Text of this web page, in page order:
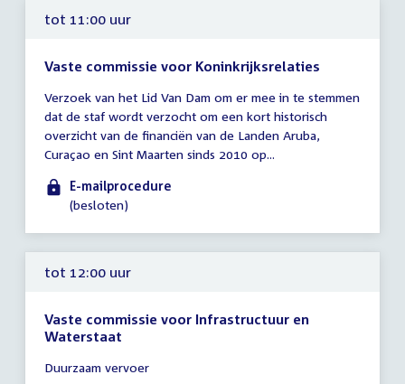
tot 11:00 uur
Vaste commissie voor Koninkrijksrelaties
vergadering
tot
11:00
uur
Verzoek van het Lid Van Dam om er mee in te stemmen
dat de staf wordt verzocht om een kort historisch
overzicht van de financiën van de Landen Aruba,
Curaçao en Sint Maarten sinds 2010 op...
E-mailprocedure
(besloten)
tot 12:00 uur
Vaste commissie voor Infrastructuur en
Waterstaat
vergadering
Duurzaam vervoer